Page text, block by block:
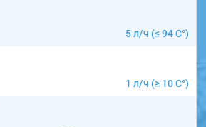
5 л/ч (≤ 94 C°)
1 л/ч (≥ 10 C°)